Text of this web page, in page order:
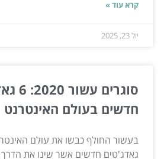
קרא עוד »
יול 23, 2025
חדשים בעולם האינטרנט
בעשור החולף כבשו את עולם
גאדג'טים חדשים אשר שינו את הדרך